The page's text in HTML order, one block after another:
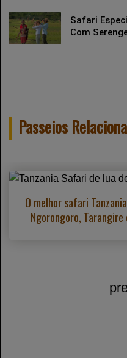
Safari
Com
Passeios
O melhor safari
Ngorongoro,